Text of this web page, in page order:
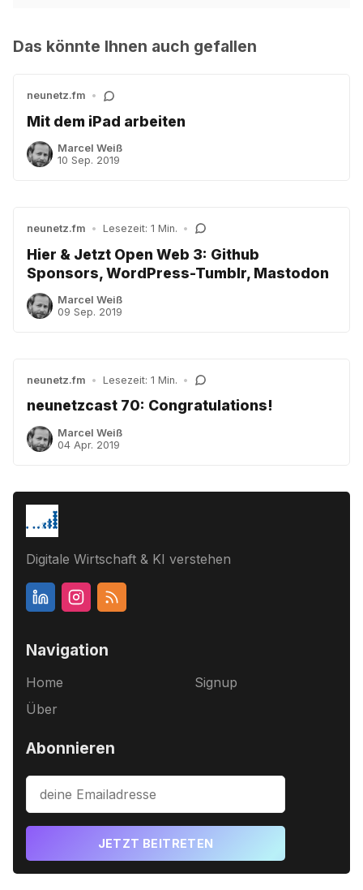
Das könnte Ihnen auch gefallen
neunetz.fm •
Mit dem iPad arbeiten
Marcel Weiß
10 Sep. 2019
neunetz.fm • Lesezeit: 1 Min. •
Hier & Jetzt Open Web 3: Github
Sponsors, WordPress-Tumblr, Mastodon
Marcel Weiß
09 Sep. 2019
neunetz.fm • Lesezeit: 1 Min. •
neunetzcast 70: Congratulations!
Marcel Weiß
04 Apr. 2019
Digitale Wirtschaft & KI verstehen
Navigation
Home
Über
Signup
Abonnieren
JETZT BEITRETEN